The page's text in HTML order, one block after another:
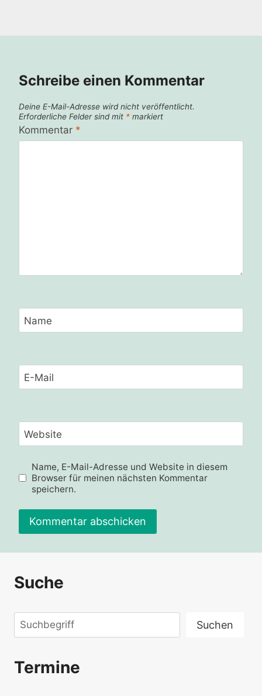
Schreibe einen Kommentar
Deine E-Mail-Adresse wird nicht veröffentlicht.
Erforderliche Felder sind mit * markiert
Kommentar *
Name
E-Mail
Website
Name, E-Mail-Adresse und Website in diesem
Browser für meinen nächsten Kommentar
speichern.
Suche
Suchen Suchen
Termine